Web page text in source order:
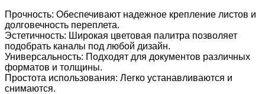
Прочность: Обеспечивают надежное крепление листов и
долговечность переплета.
Эстетичность: Широкая цветовая палитра позволяет
подобрать каналы под любой дизайн.
Универсальность: Подходят для документов различных
форматов и толщины.
Простота использования: Легко устанавливаются и
снимаются.